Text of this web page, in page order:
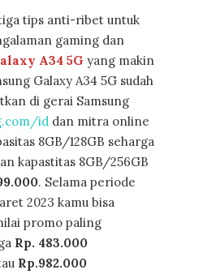
tips anti-ribet untuk
gaming dan
A34 5G yang makin
Galaxy A34 5G sudah
di gerai Samsung
id dan mitra online
8GB/128GB seharga
kapastitas 8GB/256GB
. Selama periode
2023 kamu bisa
promo paling
Rp. 483.000
Rp.982.000